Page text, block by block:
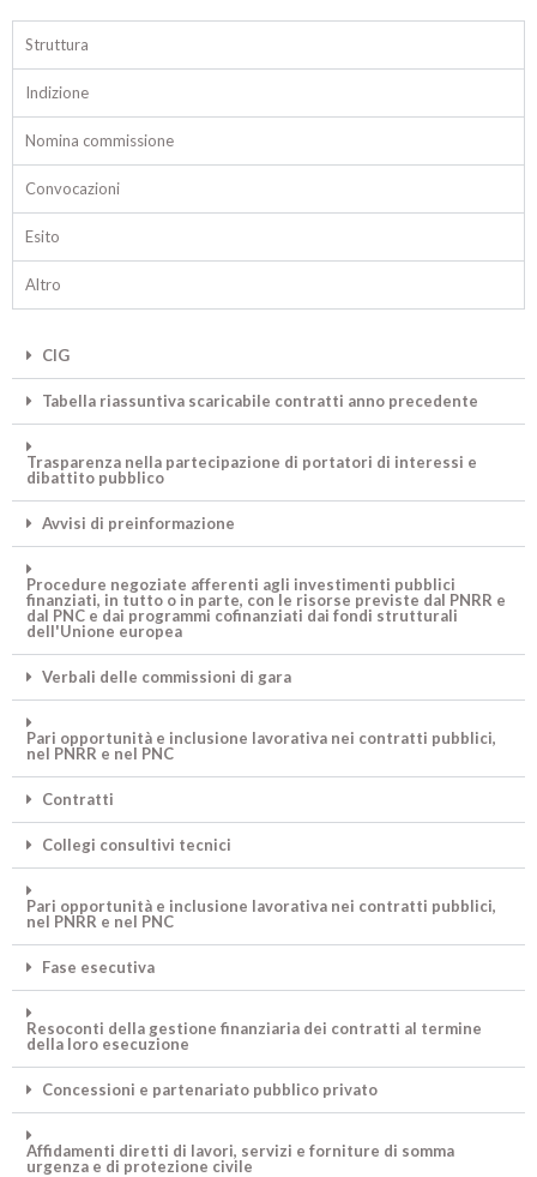
Struttura
Indizione
Nomina commissione
Convocazioni
Esito
Altro
CIG
Tabella riassuntiva scaricabile contratti anno precedente
Trasparenza nella partecipazione di portatori di interessi e
dibattito pubblico
Avvisi di preinformazione
Procedure negoziate afferenti agli investimenti pubblici
finanziati, in tutto o in parte, con le risorse previste dal PNRR e
dal PNC e dai programmi cofinanziati dai fondi strutturali
dell'Unione europea
Verbali delle commissioni di gara
Pari opportunità e inclusione lavorativa nei contratti pubblici,
nel PNRR e nel PNC
Contratti
Collegi consultivi tecnici
Pari opportunità e inclusione lavorativa nei contratti pubblici,
nel PNRR e nel PNC
Fase esecutiva
Resoconti della gestione finanziaria dei contratti al termine
della loro esecuzione
Concessioni e partenariato pubblico privato
Affidamenti diretti di lavori, servizi e forniture di somma
urgenza e di protezione civile